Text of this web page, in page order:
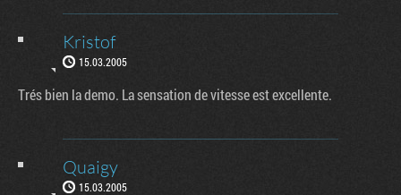
Kristof
15.03.2005
Trés bien la demo. La sensation de vitesse est excellente.
Quaigy
15.03.2005